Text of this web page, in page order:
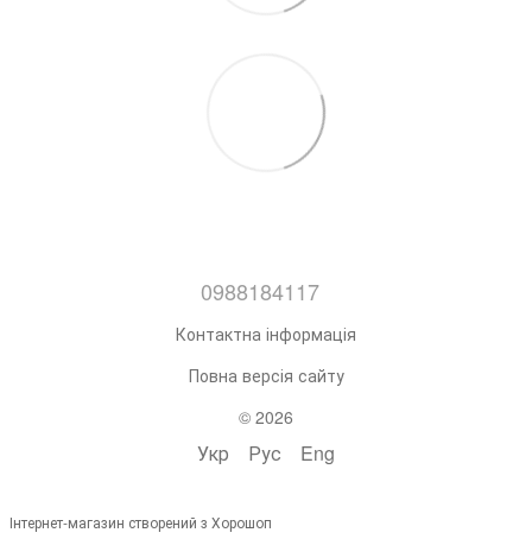
0988184117
Контактна інформація
Повна версія сайту
© 2026
Укр Рус Eng
Інтернет-магазин створений з Хорошоп